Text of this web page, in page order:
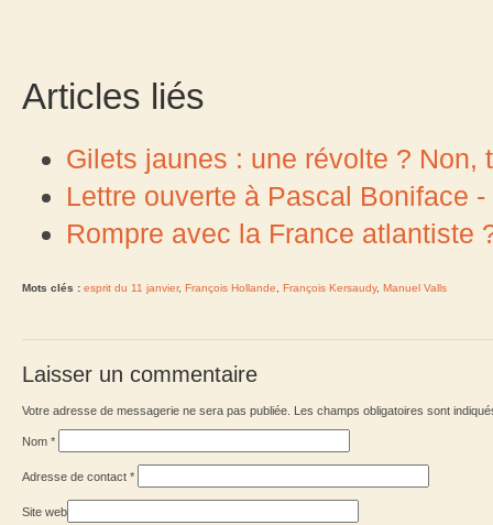
Articles liés
Gilets jaunes : une révolte ? Non,
Lettre ouverte à Pascal Boniface
Rompre avec la France atlantiste
Mots clés : esprit du 11 janvier, François Hollande François Kersaudy, Manuel Valls
Laisser un commentaire
Votre adresse de messagerie ne sera pas publiée. Les champs obligatoires sont
Nom *
Adresse de contact *
Site web